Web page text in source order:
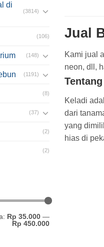
di
(3814)
(106)
(148)
(1191)
(8)
(37)
(2)
(2)
Rp 35.000 —
Rp 450.000
Jual
Kami jual
neon, dll,
Keladi
dari
yang
hias di